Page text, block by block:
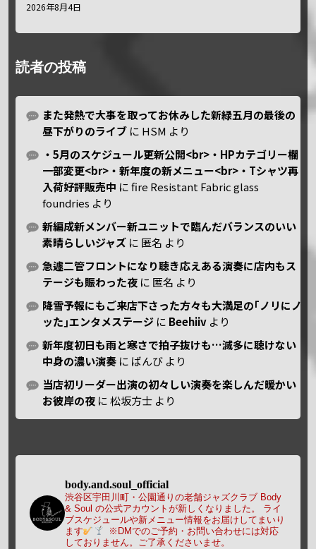
2026年8月4日
読者の投稿
また発熱で大事を取ってお休みした新緑五月の最後の
昼下がりのライブ に HSM より
・5月のスケジュール更新公開<br>・HPカテゴリー欄
一部変更<br>・新年度の新メニュー<br>・Tシャツ再
入荷好評販売中 にfire Resistant Fabric glass
foundries より
新編成新メンバー新ユニットで臨んだバランスのいい
素晴らしいジャズ に 匿名 より
急遽二管フロントになり聴き応えある演奏に店内もス
テージも賑わった夜 に 匿名 より
降雪予報にもご来店下さった方々も大満足の｢ノリにノ
ッた｣エンタメステージ に Beehiiv より
新年度初日も雨と寒さで拍子抜けも…滅多に聴けない
中身の濃い演奏 に ばんび より
当店初リーダー出演の初々しい演奏を楽しんだ暖かい
お彼岸の夜 に松坂方士 より
body.and.soul_official
渋谷区宇田川町・公園通りの老舗ジャズクラブ Body
& Soul の公式アカウントが新しくなりました。
ライ
ブスケジュールや新メニュー情報をお届けしてまいり
ます
※DMでのご予約・お問い合わせには対応
しておりません。ご了承くださいませ。